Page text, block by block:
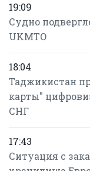
19:09
Судно
UKMTO
18:04
Таджикистан
карты"
СНГ
17:43
Ситуация с